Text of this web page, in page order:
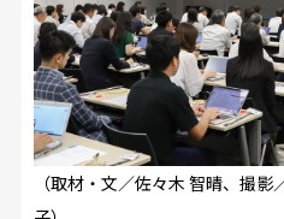
（取材・文／佐々木 智晴、撮